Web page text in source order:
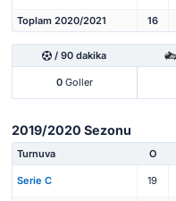
Toplam 2020/2021 16
/ 90 dakika
0Goller
2019/2020 Sezonu
Turnuva O
Serie C 19